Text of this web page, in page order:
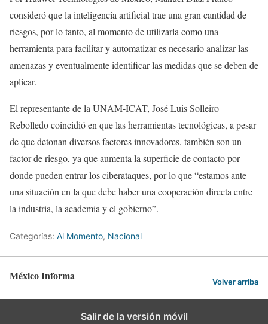
consideró que la inteligencia artificial trae una gran cantidad de
riesgos, por lo tanto, al momento de utilizarla como una
herramienta para facilitar y automatizar es necesario analizar las
amenazas y eventualmente identificar las medidas que se deben de
aplicar.
El representante de la UNAM-ICAT, José Luis Solleiro
Rebolledo coincidió en que las herramientas tecnológicas, a pesar
de que detonan diversos factores innovadores, también son un
factor de riesgo, ya que aumenta la superficie de contacto por
donde pueden entrar los ciberataques, por lo que “estamos ante
una situación en la que debe haber una cooperación directa entre
la industria, la academia y el gobierno”.
Categorías: Al Momento, Nacional
México Informa Volver arriba
Salir de la versión móvil